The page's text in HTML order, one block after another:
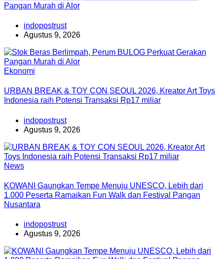
Pangan Murah di Alor
indopostrust
Agustus 9, 2026
Ekonomi
URBAN BREAK & TOY CON SEOUL 2026, Kreator Art Toys
Indonesia raih Potensi Transaksi Rp17 miliar
indopostrust
Agustus 9, 2026
News
KOWANI Gaungkan Tempe Menuju UNESCO, Lebih dari
1.000 Peserta Ramaikan Fun Walk dan Festival Pangan
Nusantara
indopostrust
Agustus 9, 2026